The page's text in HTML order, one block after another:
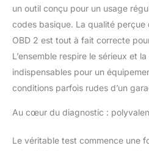
de
un outil conçu pour un usage
codes basique. La qualité
OBD 2 est tout à fait correcte
L’ensemble respire le sérieux et
indispensables pour un
conditions parfois rudes d’un
Au cœur du diagnostic :
Le véritable test commence une